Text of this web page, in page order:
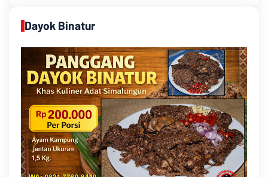
Dayok Binatur